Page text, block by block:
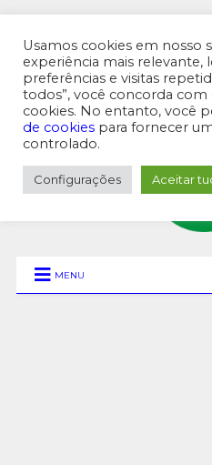
MENU SUPERIOR
MENU
Usamos cookies em nosso
experiência mais relevante,
preferências e visitas
todos”, você concorda com
cookies. No entanto, você
de cookies para fornecer
controlado.
Configurações Aceitar